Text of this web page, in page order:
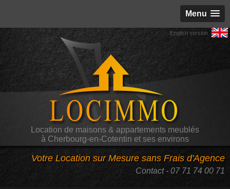
Menu
Location de maisons & appartements meublés
à Cherbourg-en-Cotentin et ses environs
Contact - 07 71 74 00 71
Votre Location sur Mesure sans Frais d'Agence
English version